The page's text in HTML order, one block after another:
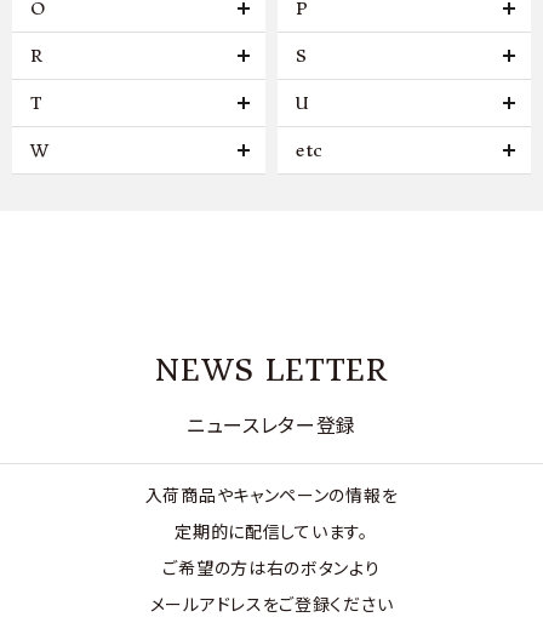
O P
R S
T U
W etc
NEWS LETTER
ニュースレター登録
入荷商品やキャンペーンの情報を
定期的に配信しています。
ご希望の方は右のボタンより
メールアドレスをご登録ください